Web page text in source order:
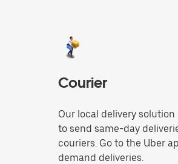
Courier
Our local delivery
to send same-day
couriers. Go to the Uber
demand deliveries.